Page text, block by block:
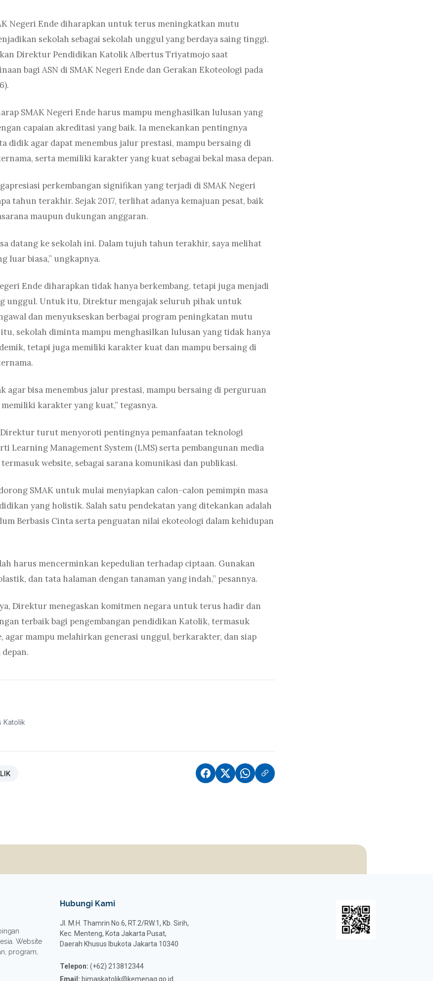
Negeri Ende diharapkan untuk terus meningkatkan mutu
sekolah sebagai sekolah unggul yang berdaya saing tinggi.
Direktur Pendidikan Katolik Albertus Triyatmojo saat
bagi ASN di SMAK Negeri Ende dan Gerakan Ekoteologi pada
SMAK Negeri Ende harus mampu menghasilkan lulusan yang
capaian akreditasi yang baik. Ia menekankan pentingnya
didik agar dapat menembus jalur prestasi, mampu bersaing di
serta memiliki karakter yang kuat sebagai bekal masa depan.
perkembangan signifikan yang terjadi di SMAK Negeri
tahun terakhir. Sejak 2017, terlihat adanya kemajuan pesat, baik
maupun dukungan anggaran.
datang ke sekolah ini. Dalam tujuh tahun terakhir, saya melihat
luar biasa,” ungkapnya.
Ende diharapkan tidak hanya berkembang, tetapi juga menjadi
unggul. Untuk itu, Direktur mengajak seluruh pihak untuk
dan menyukseskan berbagai program peningkatan mutu
sekolah diminta mampu menghasilkan lulusan yang tidak hanya
tetapi juga memiliki karakter kuat dan mampu bersaing di
agar bisa menembus jalur prestasi, mampu bersaing di perguruan
karakter yang kuat,” tegasnya.
Direktur turut menyoroti pentingnya pemanfaatan teknologi
Learning Management System (LMS) serta pembangunan media
website, sebagai sarana komunikasi dan publikasi.
SMAK untuk mulai menyiapkan calon-calon pemimpin masa
yang holistik. Salah satu pendekatan yang ditekankan adalah
Berbasis Cinta serta penguatan nilai ekoteologi dalam kehidupan
harus mencerminkan kepedulian terhadap ciptaan. Gunakan
dan tata halaman dengan tanaman yang indah,” pesannya.
Direktur menegaskan komitmen negara untuk terus hadir dan
terbaik bagi pengembangan pendidikan Katolik, termasuk
agar mampu melahirkan generasi unggul, berkarakter, dan siap
Katolik
Website
program,
Hubungi Kami
Jl. M.H. Thamrin No.6, RT.2/RW.1, Kb. Sirih,
Kec. Menteng, Kota Jakarta Pusat,
Daerah Khusus Ibukota Jakarta 10340
Telepon: (+62) 213812344
Email: bimaskatolik@kemenag.go.id